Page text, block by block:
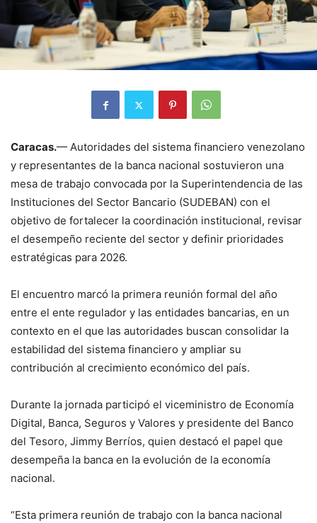
Caracas.— Autoridades del sistema financiero venezolano
y representantes de la banca nacional sostuvieron una
mesa de trabajo convocada por la Superintendencia de las
Instituciones del Sector Bancario (SUDEBAN) con el
objetivo de fortalecer la coordinación institucional, revisar
el desempeño reciente del sector y definir prioridades
estratégicas para 2026.
El encuentro marcó la primera reunión formal del año
entre el ente regulador y las entidades bancarias, en un
contexto en el que las autoridades buscan consolidar la
estabilidad del sistema financiero y ampliar su
contribución al crecimiento económico del país.
Durante la jornada participó el viceministro de Economía
Digital, Banca, Seguros y Valores y presidente del Banco
del Tesoro, Jimmy Berríos, quien destacó el papel que
desempeña la banca en la evolución de la economía
nacional.
“Esta primera reunión de trabajo con la banca nacional